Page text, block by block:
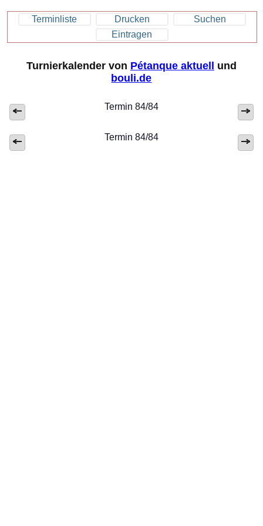
Terminliste Drucken
Suchen
Eintragen
Turnierkalender von Pétanque aktuell und
bouli.de
Termin 84/84
Termin 84/84